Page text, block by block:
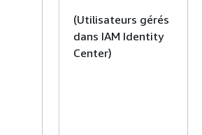
(Utilisateurs gérés
dans IAM Identity
Center)